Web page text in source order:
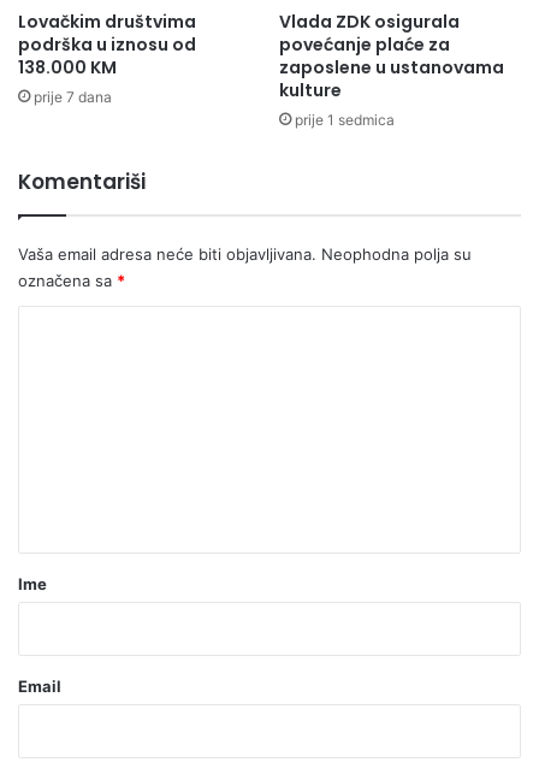
Lovačkim društvima
podrška u iznosu od
138.000 KM
prije 7 dana
Vlada ZDK osigurala
povećanje plaće za
zaposlene u ustanovama
kulture
prije 1 sedmica
Komentariši
Vaša email adresa neće biti objavljivana. Neophodna polja su
označena sa *
rIme
Email